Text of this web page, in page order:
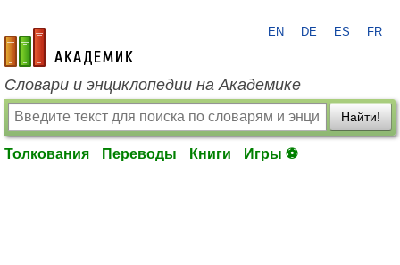
academic.ru
EN DE ES FR
Словари и энциклопедии на Академике
Найти!
Толкования Переводы Книги Игры ⚽